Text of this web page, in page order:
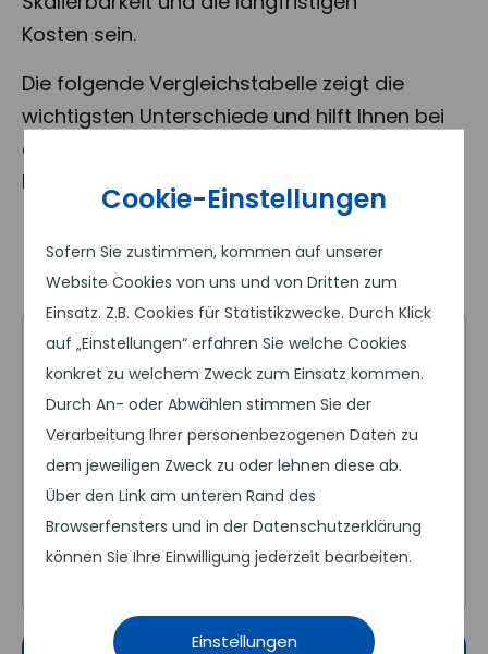
Cookie-Einstellungen
Sofern Sie zustimmen, kommen auf unserer
Website Cookies von uns und von Dritten zum
Einsatz. Z.B. Cookies für Statistikzwecke. Durch Klick
auf „Einstellungen“ erfahren Sie welche Cookies
konkret zu welchem Zweck zum Einsatz kommen.
Durch An- oder Abwählen stimmen Sie der
Verarbeitung Ihrer personenbezogenen Daten zu
dem jeweiligen Zweck zu oder lehnen diese ab.
Über den Link am unteren Rand des
Browserfensters und in der Datenschutzerklärung
können Sie Ihre Einwilligung jederzeit bearbeiten.
Einstellungen
Kosten sein.
Die folgende Vergleichstabelle zeigt die
wichtigsten Unterschiede und hilft Ihnen bei
der Entscheidung, welches CMS besser zu
Ihren Zielen passt.
WordPress
WordPresswurde ursprünglich als
Blog-System entwickelt und bietet
heute durch seine große Auswahl an
Themes und Plugins nahezu
unbegrenzte
Erweiterungsmöglichkeiten.